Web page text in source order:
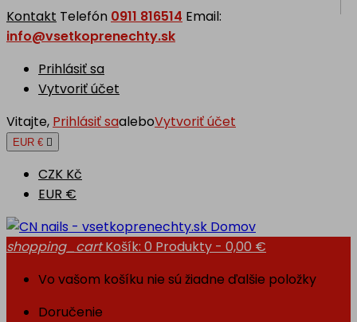
Kontakt Telefón 0911 816514 Email:
info@vsetkoprenechty.sk
Prihlásiť sa
Vytvoriť účet
Vitajte, Prihlásiť saaleboVytvoriť účet
EUR € 
CZK Kč
EUR €
Domov
shopping_cart Košík: 0 Produkty - 0,00 €
Vo vašom košíku nie sú žiadne ďalšie položky
Doručenie